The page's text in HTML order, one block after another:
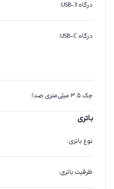
درگاه USB-3 :
درگاه USB-C :
جک ۳.۵ میلی‌متری صدا :
باتری
نوع باتری:
ظرفیت باتری: